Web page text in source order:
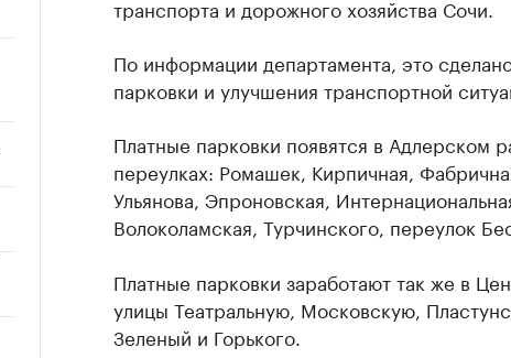
транспорта и дорожного хозяйства Сочи.
По информации департамента, это
парковки и улучшения транспортной
Платные парковки появятся в Адлерском
переулках: Ромашек, Кирпичная,
Ульянова, Эпроновская,
Волоколамская, Турчинского, переулок
Платные парковки заработают так же в
улицы Театральную, Московскую,
Зеленый и Горького.